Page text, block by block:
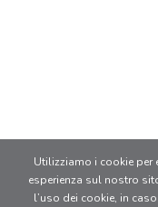
Utilizziamo i cookie per
esperienza sul nostro
l’uso dei cookie, in